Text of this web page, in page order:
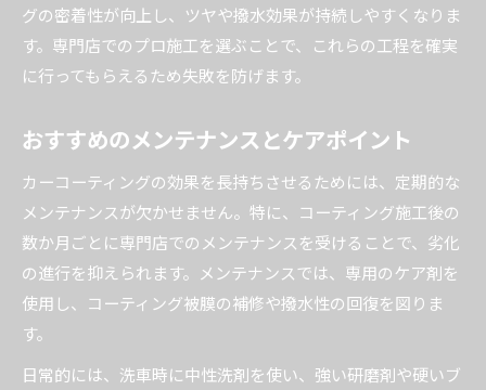
グの密着性が向上し、ツヤや撥水効果が持続しやすくなりま
す。専門店でのプロ施工を選ぶことで、これらの工程を確実
に行ってもらえるため失敗を防げます。
おすすめのメンテナンスとケアポイント
カーコーティングの効果を長持ちさせるためには、定期的な
メンテナンスが欠かせません。特に、コーティング施工後の
数か月ごとに専門店でのメンテナンスを受けることで、劣化
の進行を抑えられます。メンテナンスでは、専用のケア剤を
使用し、コーティング被膜の補修や撥水性の回復を図りま
す。
日常的には、洗車時に中性洗剤を使い、強い研磨剤や硬いブ